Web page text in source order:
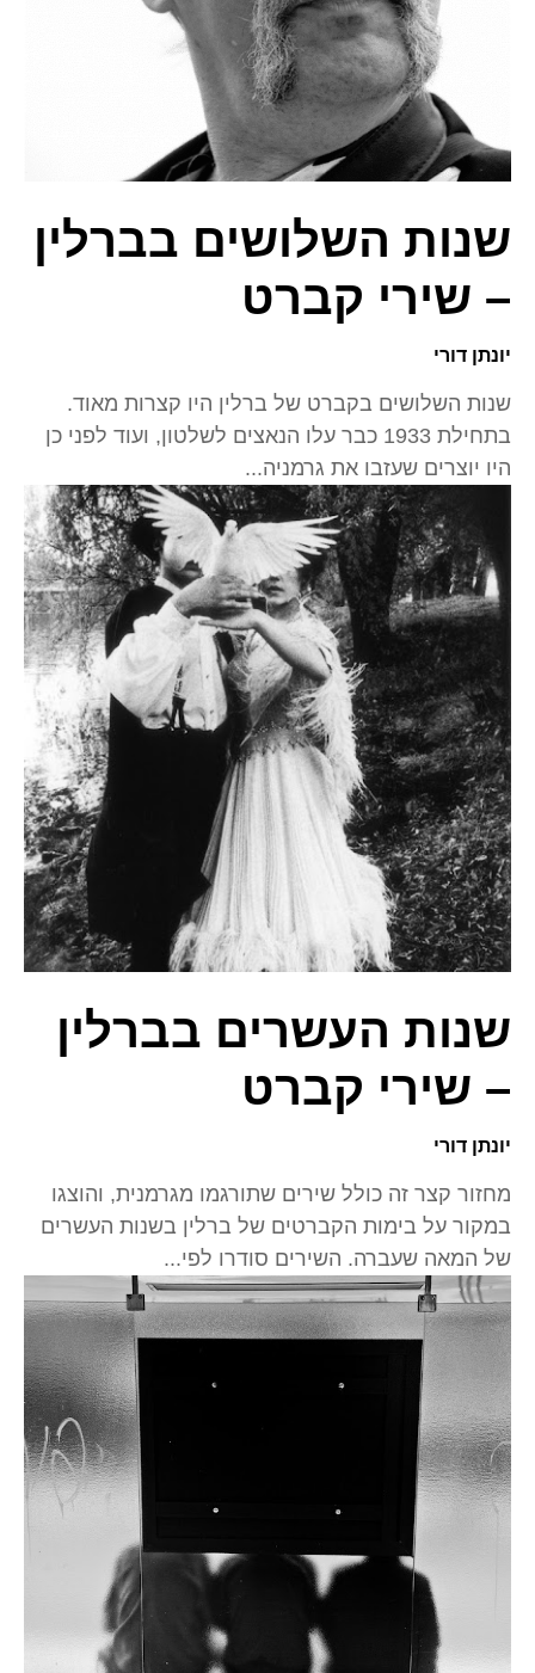
שנות השלושים בברלין
– שירי קברט
יונתן דורי
שנות השלושים בקברט של ברלין היו קצרות מאוד.
בתחילת 1933 כבר עלו הנאצים לשלטון, ועוד לפני כן
היו יוצרים שעזבו את גרמניה...
שנות העשרים בברלין
– שירי קברט
יונתן דורי
מחזור קצר זה כולל שירים שתורגמו מגרמנית, והוצגו
במקור על בימות הקברטים של ברלין בשנות העשרים
של המאה שעברה. השירים סודרו לפי...